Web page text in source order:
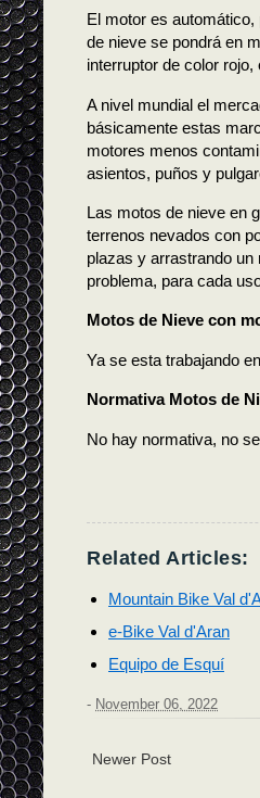
El motor es
de nieve se pondrá en
interruptor de color rojo,
A nivel mundial el
básicamente estas
motores menos
asientos, puños y
Las motos de nieve en
terrenos nevados con
plazas y arrastrando
problema, para cada
Motos de Nieve con
Ya se esta trabajando
Normativa Motos de
No hay normativa, no
Related Articles:
Mountain Bike Val
e-Bike Val d'Aran
Equipo de Esquí
- November 06, 2022
Newer Post